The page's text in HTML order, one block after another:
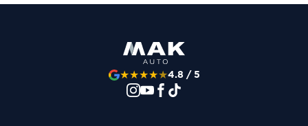
mogelijke zorg wordt besteed, kunnen wij niet
aansprakelijk worden gesteld voor eventuele onjuiste
informatie van welke aard dan ook. Is voor u een optie
★★★★★4.8 / 5